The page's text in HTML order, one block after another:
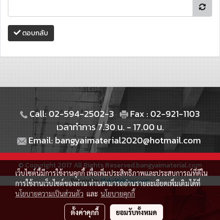
ตอบกลับ
Call: 02-594-2502-3
Fax : 02-921-1103
เวลาทำการ 7.30 น. - 17.00 น.
Email: bangyaimaterial2020@hotmail.com
© Copyright 2017 All Rights Reserved.bangyaimaterial.com
Powered byMakeWebEasy.com
เว็บไซต์นี้มีการใช้งานคุกกี้ เพื่อเพิ่มประสิทธิภาพและประสบการณ์ที่ดีใน
การใช้งานเว็บไซต์ของท่าน ท่านสามารถอ่านรายละเอียดเพิ่มเติมได้ที่
นโยบายความเป็นส่วนตัว และ นโยบายคุกกี้
ตั้งค่าคุกกี้ ยอมรับทั้งหมด